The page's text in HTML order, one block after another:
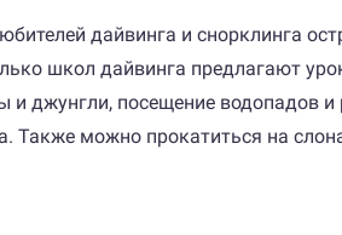
дайвинга и снорклинга
школ дайвинга предлагают
и джунгли, посещение
можно прокатиться на